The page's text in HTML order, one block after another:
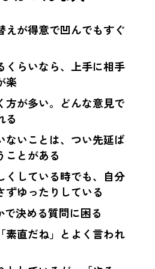
えが得意で凹んでもすぐ
くらいなら、上手に相手
楽
方が多い。どんな意見で
る
ないことは、つい先延ば
ことがある
くしている時でも、自分
ずゆったりしている
で決める質問に困る
素直だね」とよく言われ